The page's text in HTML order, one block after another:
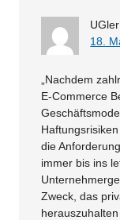
18.
„Nachdem
E-Commerce
die
immer bis ins
Zweck, das